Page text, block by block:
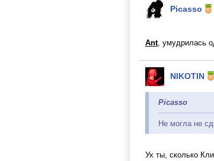
Picasso
Ant, умудрилась
NIKOTIN
Picasso
Не могла не
Ух ты, сколько